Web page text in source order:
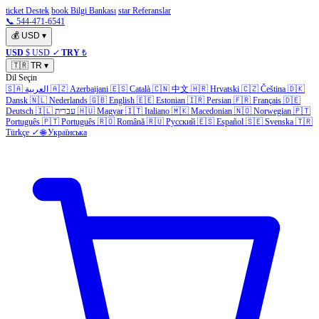
ticket Destek book Bilgi Bankası star Referanslar
📞 544-471-6541
💰 USD ▾
USD $ USD ✓ TRY ₺
🇹🇷 TR ▾
Dil Seçin
🇸🇦 العربية 🇦🇿 Azerbaijani 🇪🇸 Català 🇨🇳 中文 🇭🇷 Hrvatski 🇨🇿 Čeština 🇩🇰
Dansk 🇳🇱 Nederlands 🇬🇧 English 🇪🇪 Estonian 🇮🇷 Persian 🇫🇷 Français 🇩🇪
Deutsch 🇮🇱 עברית 🇭🇺 Magyar 🇮🇹 Italiano 🇲🇰 Macedonian 🇳🇴 Norwegian 🇵🇹
Português 🇵🇹 Português 🇷🇴 Română 🇷🇺 Русский 🇪🇸 Español 🇸🇪 Svenska 🇹🇷
Türkçe ✓ 🌐 Українська